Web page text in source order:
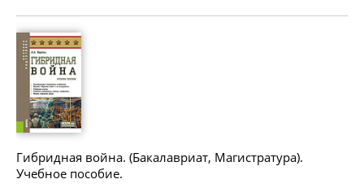
Гибридная война. (Бакалавриат, Магистратура).
Учебное пособие.